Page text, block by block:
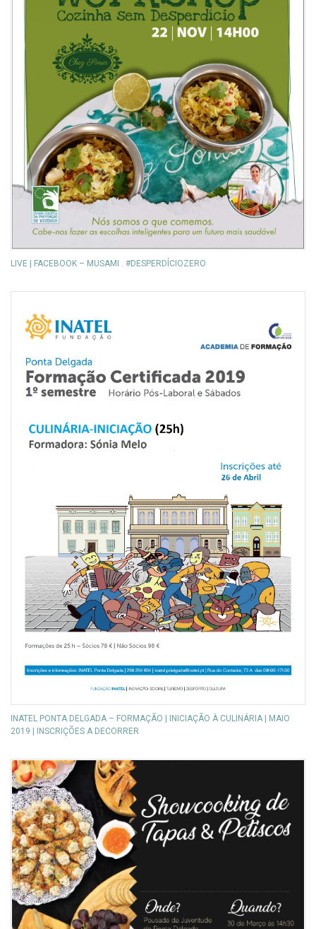
LIVE | FACEBOOK – MUSAMI . #DESPERDÍCIOZERO
INATEL PONTA DELGADA – FORMAÇÃO | INICIAÇÃO À CULINÁRIA | MAIO
2019 | INSCRIÇÕES A DECORRER